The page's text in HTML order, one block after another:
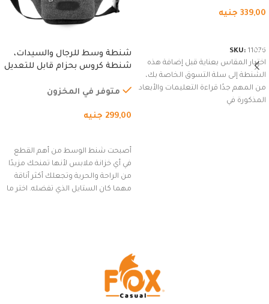
339,00 جنيه
SKU: 11076
اختيار المقاس بعناية قبل إضافة هذه
الشنطة إلى سلة التسوق الخاصة بك،
من المهم جدًا قراءة التعليمات والأبعاد
المذكورة في
شنطة وسط للرجال والسيدات،
شنطة كروس بحزام قابل للتعديل
السفر، الجري العادي، المشي
(رمادي)
متوفر في المخزون
299,00 جنيه
أصبحت شنط الوسط من أهم القطع
في أي خزانة ملابس لأنها تمنحك مزيدًا
من الراحة والحرية وتجعلك أكثر أناقة
مهما كان الستايل الذي تفضله. اختر ما